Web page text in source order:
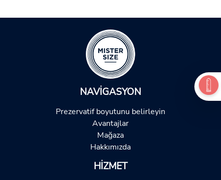
NAVIGASYON
Prezervatif boyutunu belirleyin
Avantajlar
Mağaza
Hakkımızda
HIZMET